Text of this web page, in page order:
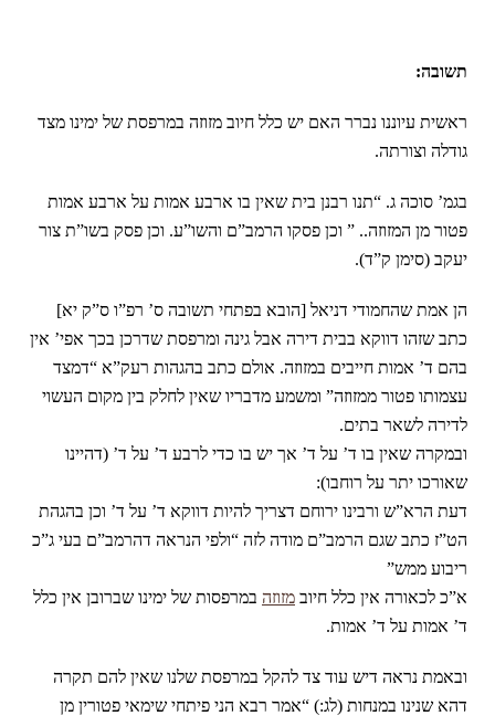
תשובה:
ראשית עיוננו נברר האם יש כלל חיוב מזוזה במרפסת של ימינו מצד
גודלה וצורתה.
בגמ’ סוכה ג. “תנו רבנן בית שאין בו ארבע אמות על ארבע אמות
פטור מן המזוזה.. ” וכן פסקו הרמב”ם והשו”ע. וכן פסק בשו”ת צור
יעקב (סימן ק”ד).
הן אמת שהחמודי דניאל [הובא בפתחי תשובה ס’ רפ”ו ס”ק יא]
כתב שזהו דווקא בבית דירה אבל גינה ומרפסת שדרכן בכך אפי’ אין
בהם ד’ אמות חייבים במזוזה. אולם כתב בהגהות רעק”א “דמצד
עצמותו פטור ממזוזה” ומשמע מדבריו שאין לחלק בין מקום העשוי
לדירה לשאר בתים.
ובמקרה שאין בו ד’ על ד’ אך יש בו כדי לרבע ד’ על ד’ (דהיינו
שאורכו יתר על רוחבו):
דעת הרא”ש ורבינו ירוחם דצריך להיות דווקא ד’ על ד’ וכן בהגהת
הט”ז כתב שגם הרמב”ם מודה לזה “ולפי הנראה דהרמב”ם בעי ג”כ
ריבוע ממש”
א”כ לכאורה אין כלל חיוב מזוזה במרפסות של ימינו שברובן אין כלל
ד’ אמות על ד’ אמות.
ובאמת נראה דיש עוד צד להקל במרפסת שלנו שאין להם תקרה
דהא שנינו במנחות (לג:) “אמר רבא הני פיתחי שימאי פטורין מן